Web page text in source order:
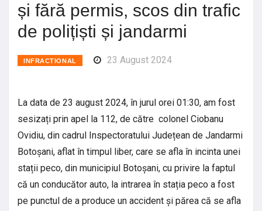
și fără permis, scos din trafic
de polițiști și jandarmi
INFRACTIONAL 23 August 2024
La data de 23 august 2024, în jurul orei 01:30, am fost
sesizați prin apel la 112, de către colonel Ciobanu
Ovidiu, din cadrul Inspectoratului Județean de Jandarmi
Botoșani, aflat în timpul liber, care se afla în incinta unei
stații peco, din municipiul Botoșani, cu privire la faptul
că un conducător auto, la intrarea în stația peco a fost
pe punctul de a produce un accident și părea că se afla